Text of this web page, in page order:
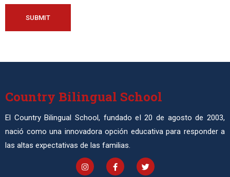
SUBMIT
Country Bilingual School
El Country Bilingual School, fundado el 20 de agosto de 2003,
nació como una innovadora opción educativa para responder a
las altas expectativas de las familias.